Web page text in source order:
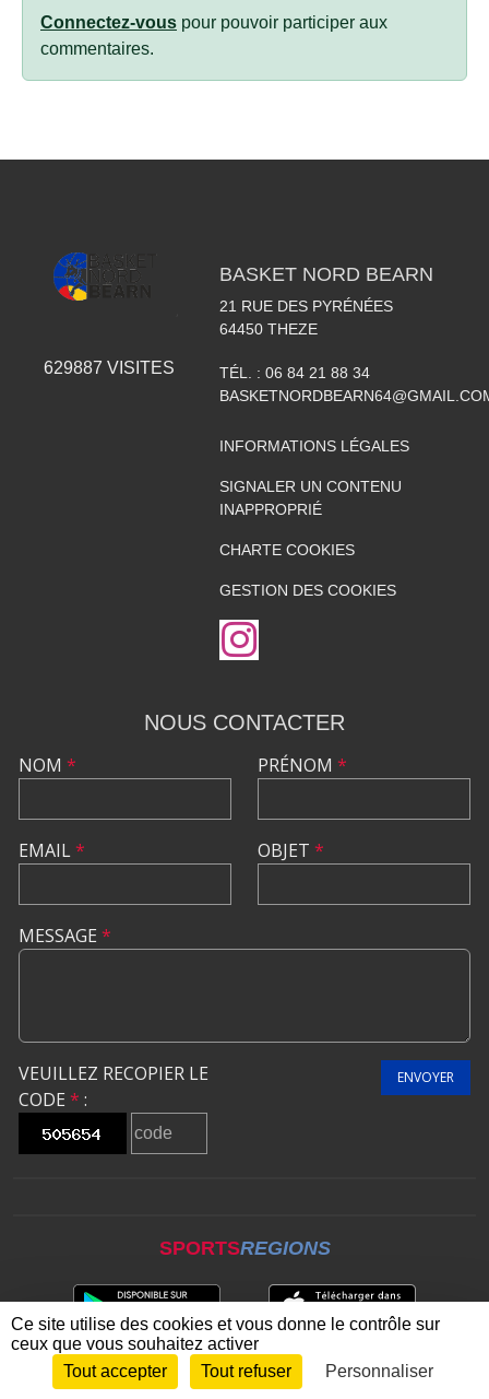
Connectez-vous pour pouvoir participer aux
commentaires.
629887 VISITES
BASKET NORD BEARN
21 RUE DES PYRÉNÉES
64450 THEZE
TÉL. : 06 84 21 88 34
INFORMATIONS LÉGALES
SIGNALER UN CONTENU
INAPPROPRIÉ
CHARTE COOKIES
GESTION DES COOKIES
NOUS CONTACTER
NOM *
EMAIL*
PRÉNOM *
OBJET *
MESSAGE *
VEUILLEZ RECOPIER LE
CODE * :
ENVOYER
SPORTSREGIONS
Envie de participer ? CONNEXION
Ce site utilise des cookies et vous donne le contrôle sur
ceux que vous souhaitez activer
Tout accepter
Tout refuser Personnaliser